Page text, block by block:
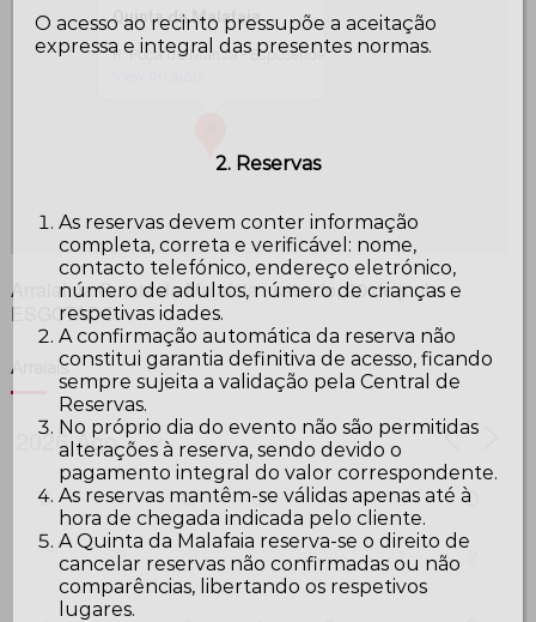
Quinta da Malafaia
R. Poça da Mansa - Esposende
Arraial na Quinta da Malafaia , sábado, 20 de junho
ESGOTADO
Arraiais
S T Q Q S S D
27 28 29 30 31 1 2
O acesso ao recinto pressupõe a aceitação
expressa e integral das presentes normas.
2. Reservas
As reservas devem conter informação
completa, correta e verificável: nome,
contacto telefónico, endereço eletrónico,
número de adultos, número de crianças e
respetivas idades.
A confirmação automática da reserva não
constitui garantia definitiva de acesso, ficando
sempre sujeita a validação pela Central de
Reservas.
No próprio dia do evento não são permitidas
alterações à reserva, sendo devido o
pagamento integral do valor correspondente.
As reservas mantêm-se válidas apenas até à
hora de chegada indicada pelo cliente.
A Quinta da Malafaia reserva-se o direito de
cancelar reservas não confirmadas ou não
comparências, libertando os respetivos
lugares.